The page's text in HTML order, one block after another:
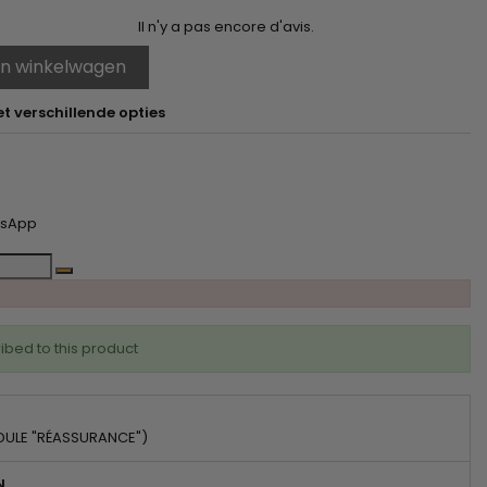
Il n'y a pas encore d'avis.
winkelwagen
verschillende opties
to this product
"RÉASSURANCE")